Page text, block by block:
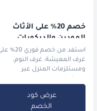
خصم 20% على الأثاث
المودرن والديكورات
استفد من خصم فوري 20% على
غرف المعيشة، غرف النوم،
ومستلزمات المنزل عبر
عرض كود
الخصم